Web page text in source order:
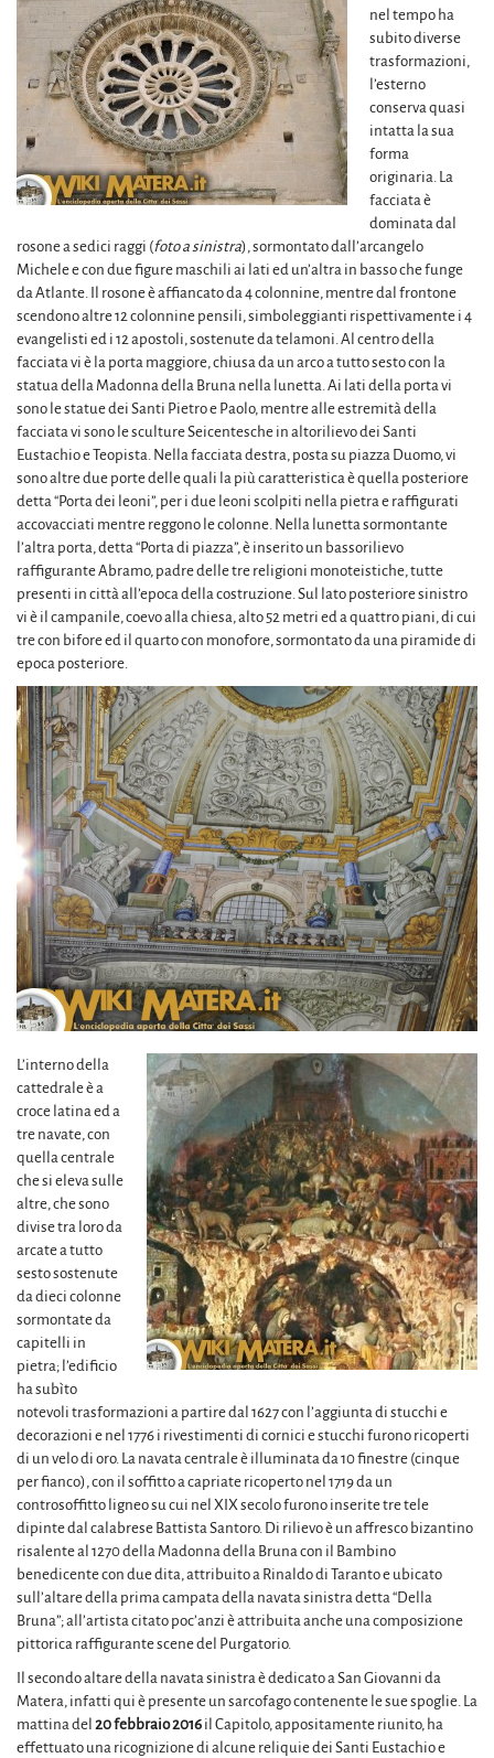
nel tempo ha
subito diverse
trasformazioni,
l’esterno
conserva quasi
intatta la sua
forma
originaria. La
facciata è
dominata dal
rosone a sedici raggi (foto a sinistra), sormontato dall’arcangelo
Michele e con due figure maschili ai lati ed un’altra in basso che funge
da Atlante. Il rosone è affiancato da 4 colonnine, mentre dal frontone
scendono altre 12 colonnine pensili, simboleggianti rispettivamente i 4
evangelisti ed i 12 apostoli, sostenute da telamoni. Al centro della
facciata vi è la porta maggiore, chiusa da un arco a tutto sesto con la
statua della Madonna della Bruna nella lunetta. Ai lati della porta vi
sono le statue dei Santi Pietro e Paolo, mentre alle estremità della
facciata vi sono le sculture Seicentesche in altorilievo dei Santi
Eustachio e Teopista. Nella facciata destra, posta su piazza Duomo, vi
sono altre due porte delle quali la più caratteristica è quella posteriore
detta “Porta dei leoni”, per i due leoni scolpiti nella pietra e raffigurati
accovacciati mentre reggono le colonne. Nella lunetta sormontante
l’altra porta, detta “Porta di piazza”, è inserito un bassorilievo
raffigurante Abramo, padre delle tre religioni monoteistiche, tutte
presenti in città all’epoca della costruzione. Sul lato posteriore sinistro
vi è il campanile, coevo alla chiesa, alto 52 metri ed a quattro piani, di cui
tre con bifore ed il quarto con monofore, sormontato da una piramide di
epoca posteriore.
L’interno della
cattedrale è a
croce latina ed a
tre navate, con
quella centrale
che si eleva sulle
altre, che sono
divise tra loro da
arcate a tutto
sesto sostenute
da dieci colonne
sormontate da
capitelli in
pietra; l’edificio
ha subìto
notevoli trasformazioni a partire dal 1627 con l’aggiunta di stucchi e
decorazioni e nel 1776 i rivestimenti di cornici e stucchi furono ricoperti
di un velo di oro. La navata centrale è illuminata da 10 finestre (cinque
per fianco), con il soffitto a capriate ricoperto nel 1719 da un
controsoffitto ligneo su cui nel XIX secolo furono inserite tre tele
dipinte dal calabrese Battista Santoro. Di rilievo è un affresco bizantino
risalente al 1270 della Madonna della Bruna con il Bambino
benedicente con due dita, attribuito a Rinaldo di Taranto e ubicato
sull’altare della prima campata della navata sinistra detta “Della
Bruna”; all’artista citato poc’anzi è attribuita anche una composizione
pittorica raffigurante scene del Purgatorio.
Il secondo altare della navata sinistra è dedicato a San Giovanni da
Matera, infatti qui è presente un sarcofago contenente le sue spoglie. La
mattina del 20 febbraio 2016 il Capitolo, appositamente riunito, ha
effettuato una ricognizione di alcune reliquie dei Santi Eustachio e